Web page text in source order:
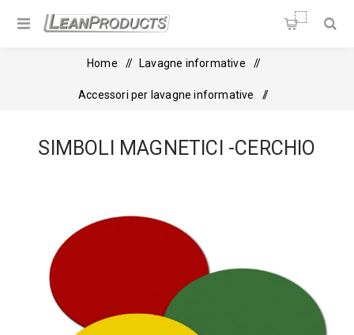
Soluzioni per la Lean
Home / Lavagne informative /
Accessori per lavagne informative /
SIMBOLI MAGNETICI -CERCHIO